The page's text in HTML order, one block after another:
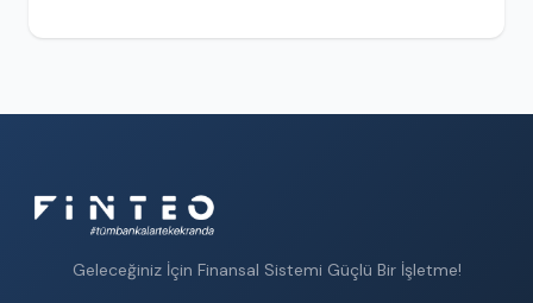
Geleceğiniz İçin Finansal Sistemi Güçlü Bir İşletme!